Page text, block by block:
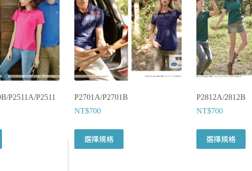
P2511A/P2511
P2701A/P2701B
NT$700
選擇規格
產
P2812A/2812B
NT$700
選擇規格
產